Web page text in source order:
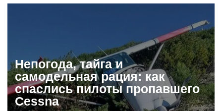
Непогода, тайга и
самодельная рация: как
спаслись пилоты пропавшего
Cessna